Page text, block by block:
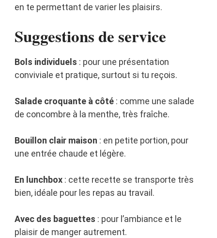
en te permettant de varier les plaisirs.
Suggestions de service
Bols individuels : pour une présentation
conviviale et pratique, surtout si tu reçois.
Salade croquante à côté : comme une salade
de concombre à la menthe, très fraîche.
Bouillon clair maison : en petite portion, pour
une entrée chaude et légère.
En lunchbox : cette recette se transporte très
bien, idéale pour les repas au travail.
Avec des baguettes : pour l’ambiance et le
plaisir de manger autrement.